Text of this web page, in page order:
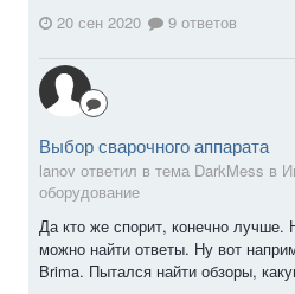
20 сен 2020
9 ответов
Выбор сварочного аппарата
lanov ответил в тема DarkMess в
оборудование
Да кто же спорит, конечно лучше.
можно найти ответы. Ну вот
Brima. Пытался найти обзоры,